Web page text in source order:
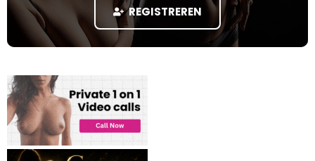
t
r
REGISTREREN